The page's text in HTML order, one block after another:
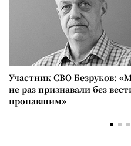
Участник СВО Безруков:
не раз признавали без
пропавшим»